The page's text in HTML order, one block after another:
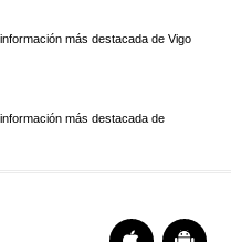
más destacada de Vigo
más destacada de